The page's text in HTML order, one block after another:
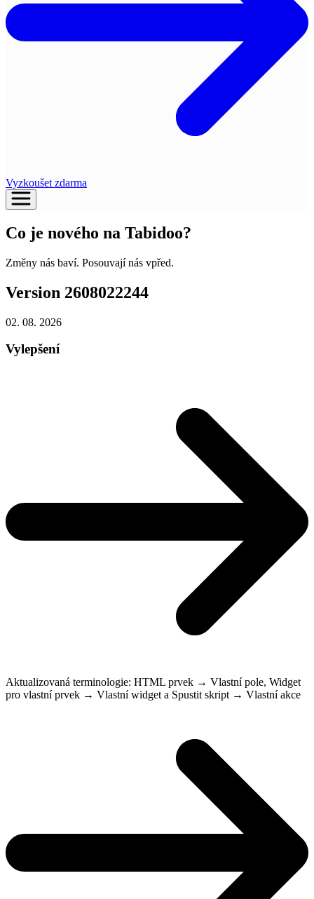
Vyzkoušet zdarma
Co je nového na Tabidoo?
Změny nás baví. Posouvají nás vpřed.
Version 2608022244
02. 08. 2026
Vylepšení
Aktualizovaná terminologie: HTML prvek → Vlastní pole, Widget
pro vlastní prvek → Vlastní widget a Spustit skript → Vlastní akce